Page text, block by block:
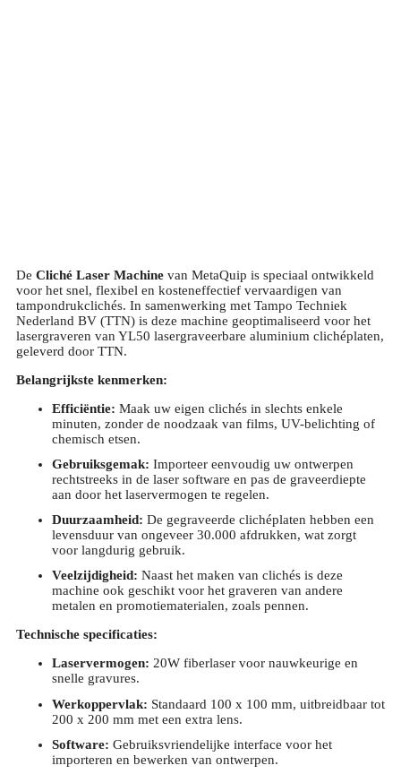
De Cliché Laser Machine van MetaQuip is speciaal ontwikkeld
voor het snel, flexibel en kosteneffectief vervaardigen van
tampondrukclichés. In samenwerking met Tampo Techniek
Nederland BV (TTN) is deze machine geoptimaliseerd voor het
lasergraveren van YL50 lasergraveerbare aluminium clichéplaten,
geleverd door TTN.
Belangrijkste kenmerken:
Efficiëntie: Maak uw eigen clichés in slechts enkele
minuten, zonder de noodzaak van films, UV-belichting of
chemisch etsen.
Gebruiksgemak: Importeer eenvoudig uw ontwerpen
rechtstreeks in de laser software en pas de graveerdiepte
aan door het laservermogen te regelen.
Duurzaamheid: De gegraveerde clichéplaten hebben een
levensduur van ongeveer 30.000 afdrukken, wat zorgt
voor langdurig gebruik.
Veelzijdigheid: Naast het maken van clichés is deze
machine ook geschikt voor het graveren van andere
metalen en promotiematerialen, zoals pennen.
Technische specificaties:
Laservermogen: 20W fiberlaser voor nauwkeurige en
snelle gravures.
Werkoppervlak: Standaard 100 x 100 mm, uitbreidbaar tot
200 x 200 mm met een extra lens.
Software: Gebruiksvriendelijke interface voor het
importeren en bewerken van ontwerpen.